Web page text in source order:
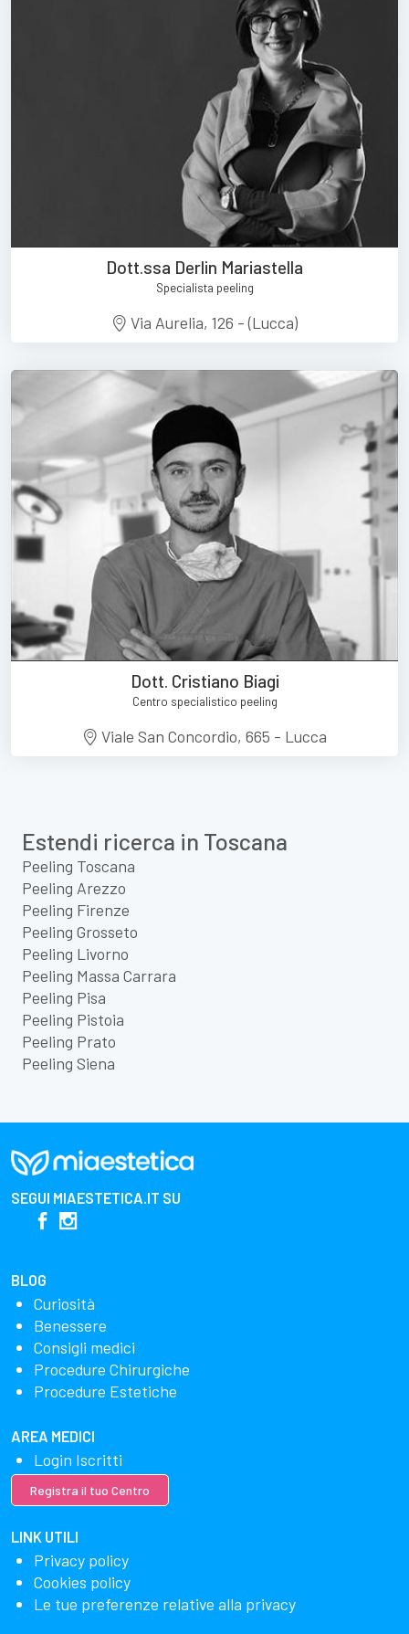
Dott.ssa Derlin Mariastella
Specialista peeling
Via Aurelia, 126 - (Lucca)
Dott. Cristiano Biagi
Centro specialistico peeling
Viale San Concordio, 665 - Lucca
Estendi ricerca in Toscana
Peeling Toscana
Peeling Arezzo
Peeling Firenze
Peeling Grosseto
Peeling Livorno
Peeling Massa Carrara
Peeling Pisa
Peeling Pistoia
Peeling Prato
Peeling Siena
SEGUI MIAESTETICA.IT SU
BLOG
Curiosità
Benessere
Consigli medici
Procedure Chirurgiche
Procedure Estetiche
AREA MEDICI
Login Iscritti
Registra il tuo Centro
LINK UTILI
Privacy policy
Cookies policy
Le tue preferenze relative alla privacy